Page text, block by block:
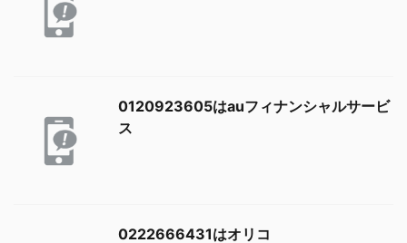
0120923605はauフィナンシャルサービ
ス
0222666431はオリコ